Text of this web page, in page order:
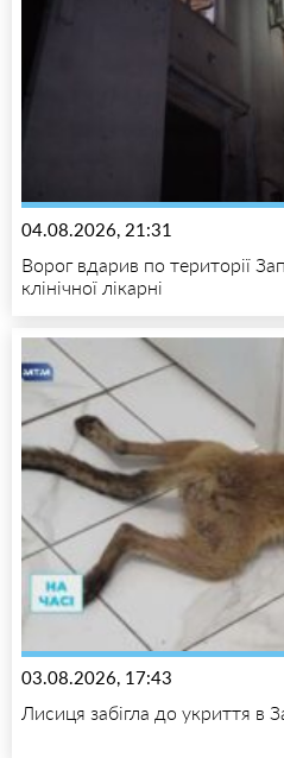
04.08.2026, 21:31
Ворог вдарив по території
клінічної лікарні
03.08.2026, 17:43
Лисиця забігла до укриття в